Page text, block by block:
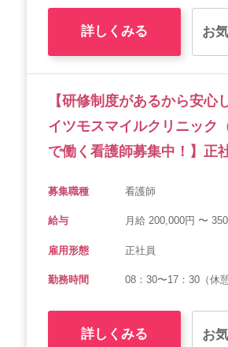
詳しくみる お
【研修制度があるから安心
イツモスマイルクリニック
で働く看護師募集中！】正
募集職種 看護師
給与 月給 200,000円 〜
雇用形態 正社員
勤務時間 08：30〜17：30（休
詳しくみる お